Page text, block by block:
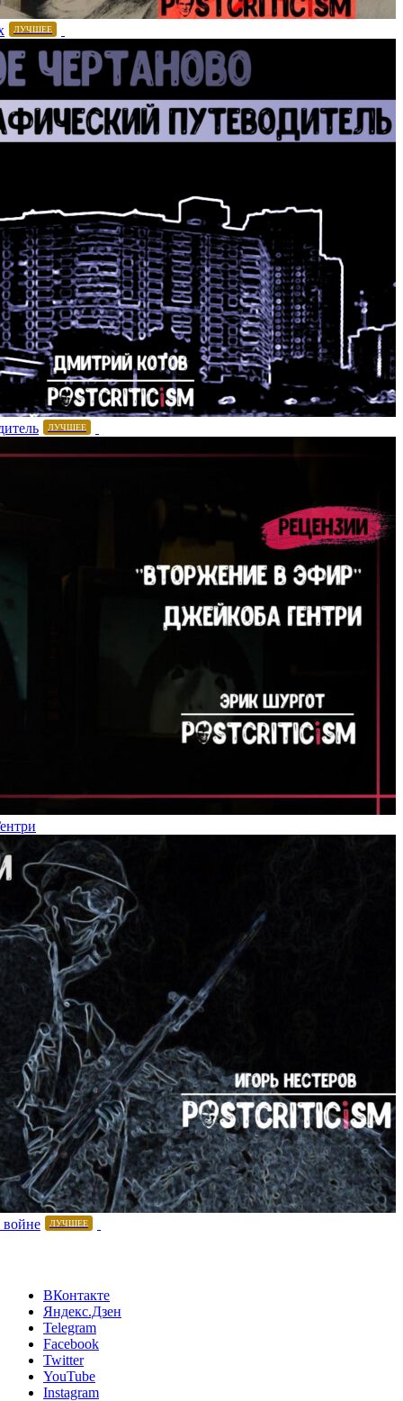
ЛУЧШЕЕ
ЛУЧШЕЕ
ЛУЧШЕЕ
ВКонтакте
Яндекс.Дзен
Telegram
Facebook
Twitter
YouTube
Instagram